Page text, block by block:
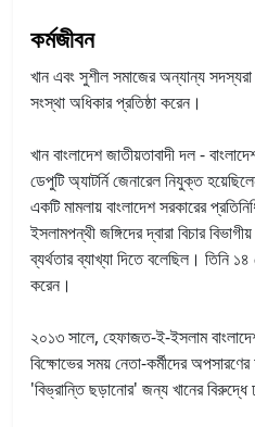
কর্মজীবন
খান এবং সুশীল সমাজের অন্যান্য
সংস্থা অধিকার প্রতিষ্ঠা করেন।
খান বাংলাদেশ জাতীয়তাবাদী দল -
ডেপুটি অ্যাটর্নি জেনারেল নিযুক্ত
একটি মামলায় বাংলাদেশ সরকারের
ইসলামপন্থী জঙ্গিদের দ্বারা বিচার
ব্যর্থতার ব্যাখ্যা দিতে বলেছিল।
করেন।
২০১৩ সালে, হেফাজত-ই-ইসলাম
বিক্ষোভের সময় নেতা-কর্মীদের
'বিভ্রান্তি ছড়ানোর' জন্য খানের বিরুদ্ধে